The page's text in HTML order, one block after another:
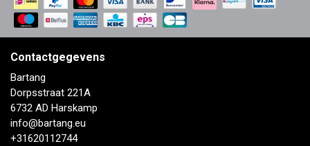
Contactgegevens
Bartang
Dorpsstraat 221A
6732 AD Harskamp
info@bartang.eu
+31620112744